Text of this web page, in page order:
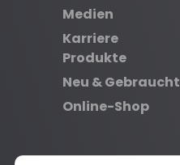
Medien
Karriere
Produkte
Neu & Gebraucht
Online-Shop